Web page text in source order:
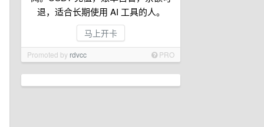
退，适合长期使用 AI 工具的人。
马上开卡
Promoted by rdvcc PRO